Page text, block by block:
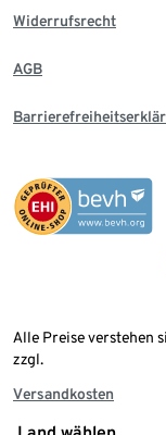
Widerrufsrecht
AGB
Alle Preise verstehen
zzgl.
Versandkosten